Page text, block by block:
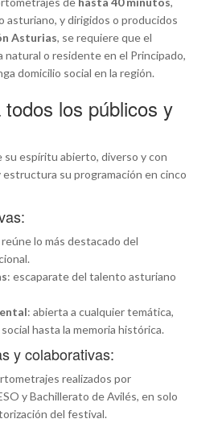
asturiano, y dirigidos o producidos
Asturias, se requiere que el
o residente en el Principado,
domicilio social en la región.
los públicos y
su espíritu abierto, diverso y con
estructura su programación en cinco
reúne lo más destacado del
: escaparate del talento asturiano
: abierta a cualquier temática,
hasta la memoria histórica.
y colaborativas:
realizados por
y Bachillerato de Avilés, en solo
del festival.